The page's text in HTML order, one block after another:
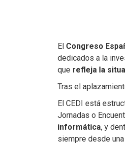
El Congreso
dedicados a la
que refleja la
Tras el
El CEDI está
Jornadas o
informática, y
siempre desde